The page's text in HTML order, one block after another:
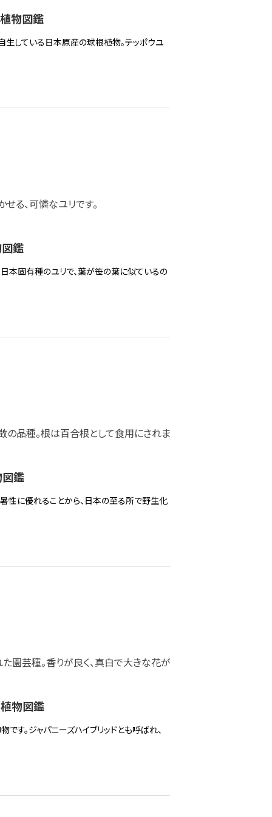
物図鑑
している日本原産の球根植物。テッポウユ
る、可憐なユリです。
図鑑
本固有種のユリで、葉が笹の葉に似ているの
の品種。根は百合根として食用にされま
図鑑
性に優れることから、日本の至る所で野生化
園芸種。香りが良く、真白で大きな花が
物図鑑
す。ジャパニーズハイブリッドとも呼ばれ、